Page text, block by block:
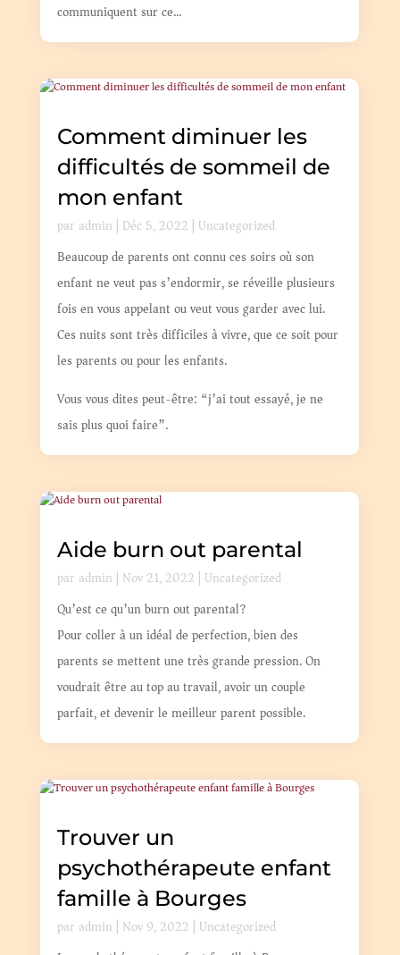
communiquent sur ce...
Comment diminuer les
difficultés de sommeil de
mon enfant
par admin | Déc 5, 2022 | Uncategorized
Beaucoup de parents ont connu ces soirs où son
enfant ne veut pas s’endormir, se réveille plusieurs
fois en vous appelant ou veut vous garder avec lui.
Ces nuits sont très difficiles à vivre, que ce soit pour
les parents ou pour les enfants.
Vous vous dites peut-être: “j’ai tout essayé, je ne
sais plus quoi faire”.
Aide burn out parental
par admin | Nov 21, 2022 | Uncategorized
Qu’est ce qu’un burn out parental?
Pour coller à un idéal de perfection, bien des
parents se mettent une très grande pression. On
voudrait être au top au travail, avoir un couple
parfait, et devenir le meilleur parent possible.
Trouver un
psychothérapeute enfant
famille à Bourges
par admin | Nov 9, 2022 | Uncategorized